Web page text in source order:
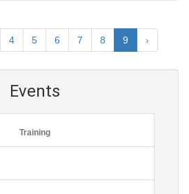
4 5 6 7 8 9 ›
Events
Training